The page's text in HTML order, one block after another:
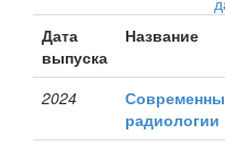
Дата
выпуска
Название
2024
радиологии